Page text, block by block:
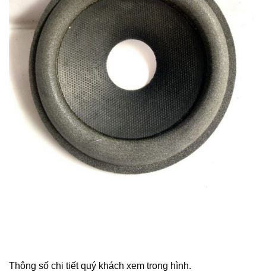
Thông số chi tiết quý khách xem trong hình.